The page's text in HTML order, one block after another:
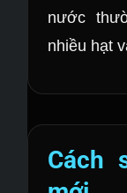
nước
nhiều hạt
Cách